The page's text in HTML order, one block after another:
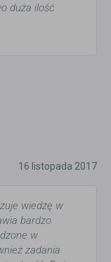
duża ilość
16 listopada 2017
wiedzę w
bardzo
w
zadania